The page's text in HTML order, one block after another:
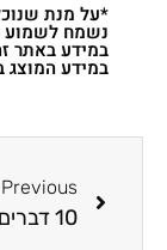
*על מנת
נשמח לשמוע
במידע באתר
במידע המוצג
Previous